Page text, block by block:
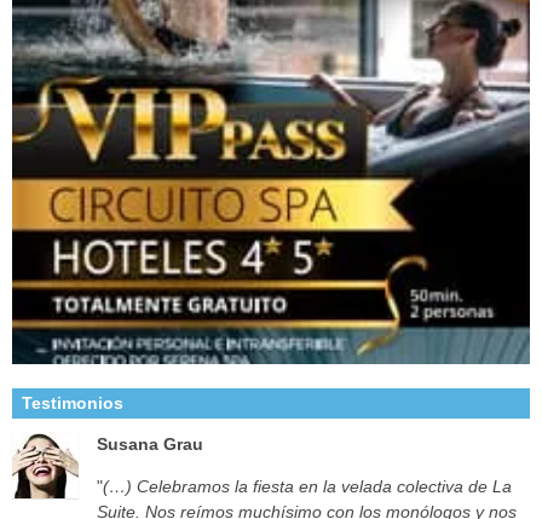
Testimonios
Susana Grau
"(…) Celebramos la fiesta en la velada colectiva de La
Suite. Nos reímos muchísimo con los monólogos y nos